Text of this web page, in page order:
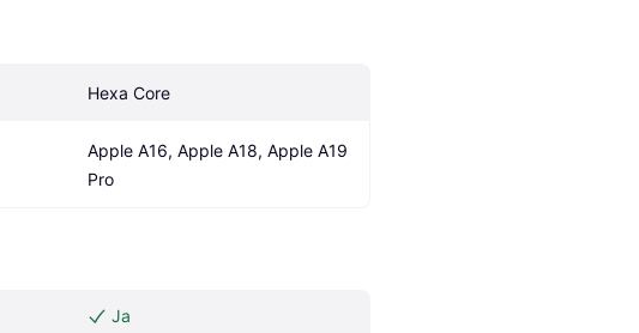
Hexa Core
Apple A16, Apple A18, Apple A19
Pro
Ja